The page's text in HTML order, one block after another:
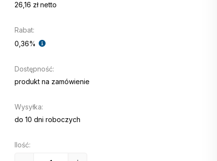
26,16 zł netto
Rabat:
0,36%
Dostępność:
produkt na zamówienie
Wysyłka:
do 10 dni roboczych
Ilość: